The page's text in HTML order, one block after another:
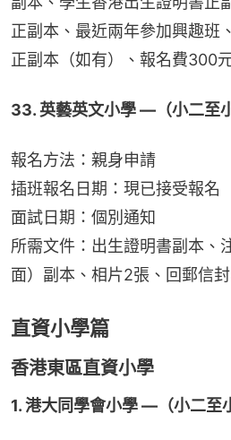
正副本、最近兩年參加興趣班
正副本（如有）、報名費300
33. 英藝英文小學 —（小二至小
報名方法：親身申請
插班報名日期：現已接受報名
面試日期：個別通知
所需文件：出生證明書副本、
面）副本、相片2張、回郵信
直資小學篇
香港東區直資小學
1. 港大同學會小學 —（小二至